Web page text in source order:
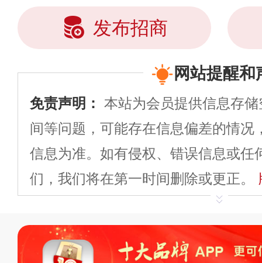
发布招商
网站提醒和
免责声明： 本站为会员提供信息存
间等问题，可能存在信息偏差的情况
信息为准。如有侵权、错误信息或任
们，我们将在第一时间删除或更正。
平台自有内容（文字
标、LOGO 等）知识产权归本站所
复制、转载、商用。本站不生产产